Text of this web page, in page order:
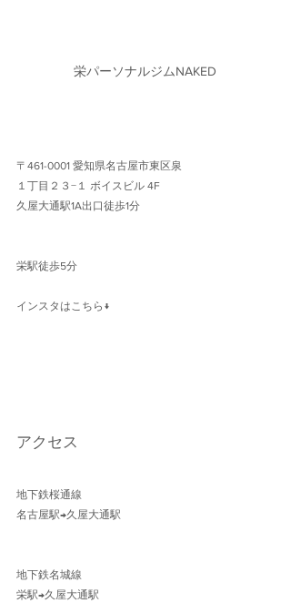
栄パーソナルジムNAKED
〒461-0001 愛知県名古屋市東区泉
１丁目２３−１ ボイスビル 4F
久屋大通駅1A出口徒歩1分
栄駅徒歩5分
インスタはこちら↓
アクセス
地下鉄桜通線
名古屋駅→久屋大通駅
地下鉄名城線
栄駅→久屋大通駅